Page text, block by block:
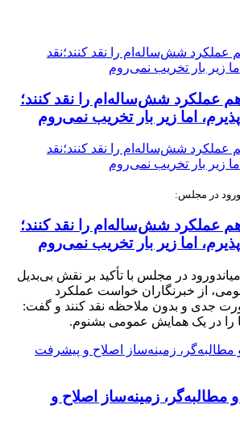
عملکرد شش‌ساله‌ام را نقد کنند؛
اما زیر بار تخریب نمی‌روم
در مجلس:
عملکرد شش‌ساله‌ام را نقد کنند؛
اما زیر بار تخریب نمی‌روم
در مجلس با تأکید بر نقش بی‌بدیل
از خبرنگاران خواست عملکرد
جدی و بدون ملاحظه نقد کنند و گفت:
را در یک همایش عمومی بشنوم.
زمینه‌ساز اصلاح و